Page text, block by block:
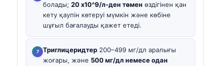
болады; 20 x10^9/л-ден төмен өздігінен қан
кету қаупін көтеруі мүмкін және көбіне
шұғыл бағалауды қажет етеді.
Триглицеридтер 200–499 мг/дл аралығы
жоғары, және 500 мг/дл немесе одан